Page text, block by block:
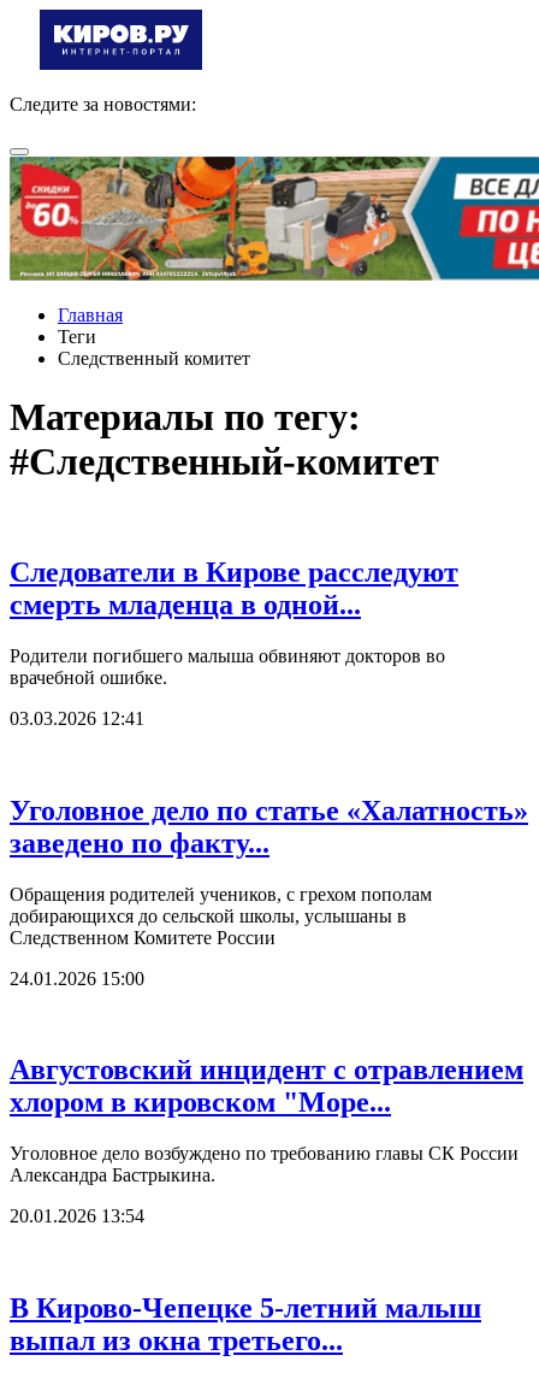
Следите за новостями:
Главная
Теги
Следственный комитет
Материалы по тегу:
#Следственный-комитет
Следователи в Кирове расследуют
смерть младенца в одной...
Родители погибшего малыша обвиняют докторов во
врачебной ошибке.
03.03.2026 12:41
Уголовное дело по статье «Халатность»
заведено по факту...
Обращения родителей учеников, с грехом пополам
добирающихся до сельской школы, услышаны в
Следственном Комитете России
24.01.2026 15:00
Августовский инцидент с отравлением
хлором в кировском "Море...
Уголовное дело возбуждено по требованию главы СК России
Александра Бастрыкина.
20.01.2026 13:54
В Кирово-Чепецке 5-летний малыш
выпал из окна третьего...